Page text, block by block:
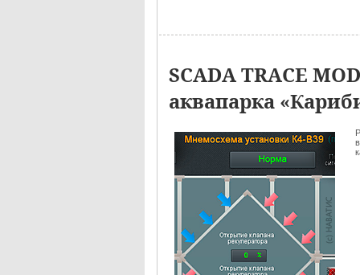
SCADA TRACE
аквапарка